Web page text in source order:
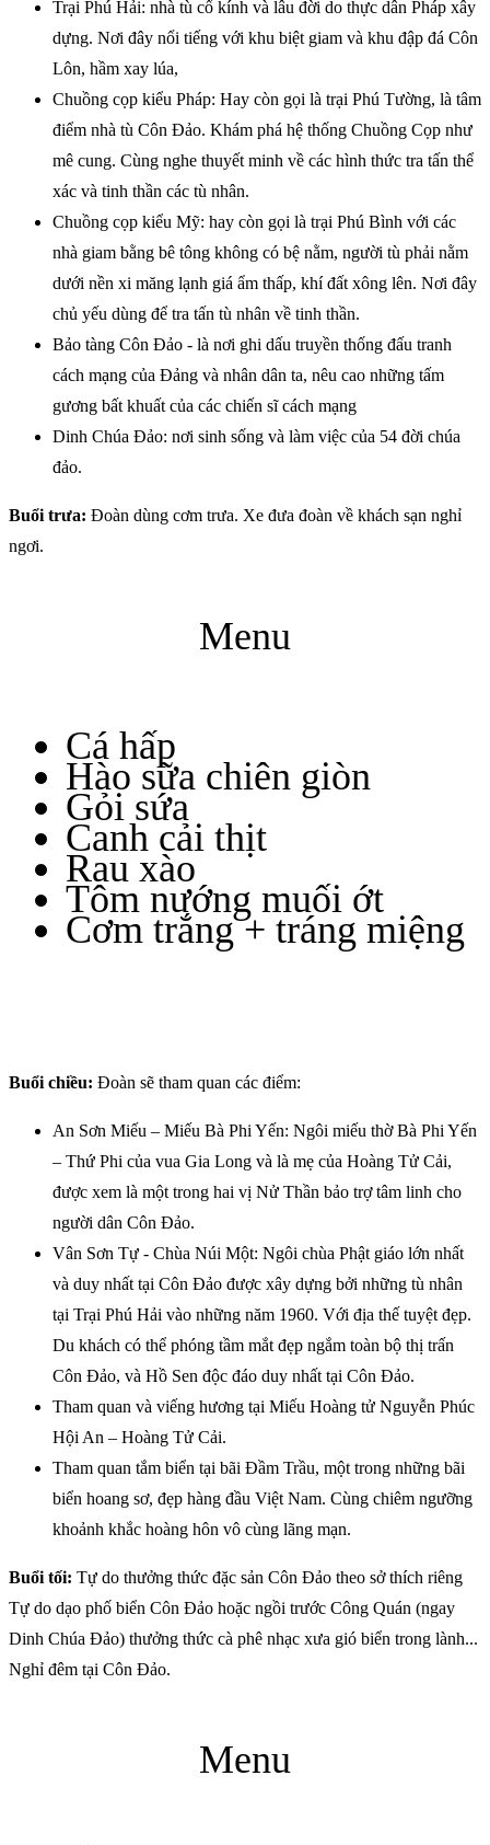
Trại Phú Hải: nhà tù cổ kính và lâu đời do thực dân Pháp xây
dựng. Nơi đây nổi tiếng với khu biệt giam và khu đập đá Côn
Lôn, hầm xay lúa,
Chuồng cọp kiểu Pháp: Hay còn gọi là trại Phú Tường, là tâm
điểm nhà tù Côn Đảo. Khám phá hệ thống Chuồng Cọp như
mê cung. Cùng nghe thuyết minh về các hình thức tra tấn thể
xác và tinh thần các tù nhân.
Chuồng cọp kiểu Mỹ: hay còn gọi là trại Phú Bình với các
nhà giam bằng bê tông không có bệ nằm, người tù phải nằm
dưới nền xi măng lạnh giá ẩm thấp, khí đất xông lên. Nơi đây
chủ yếu dùng để tra tấn tù nhân về tinh thần.
Bảo tàng Côn Đảo - là nơi ghi dấu truyền thống đấu tranh
cách mạng của Đảng và nhân dân ta, nêu cao những tấm
gương bất khuất của các chiến sĩ cách mạng
Dinh Chúa Đảo: nơi sinh sống và làm việc của 54 đời chúa
đảo.
Buổi trưa: Đoàn dùng cơm trưa. Xe đưa đoàn về khách sạn nghỉ
ngơi.
Menu
Cá hấp
Hào sữa chiên giòn
Gỏi sứa
Canh cải thịt
Rau xào
Tôm nướng muối ớt
Cơm trắng + tráng miệng
Buổi chiều: Đoàn sẽ tham quan các điểm:
An Sơn Miếu – Miếu Bà Phi Yến: Ngôi miếu thờ Bà Phi Yến
– Thứ Phi của vua Gia Long và là mẹ của Hoàng Tử Cải,
được xem là một trong hai vị Nử Thần bảo trợ tâm linh cho
người dân Côn Đảo.
Vân Sơn Tự - Chùa Núi Một: Ngôi chùa Phật giáo lớn nhất
và duy nhất tại Côn Đảo được xây dựng bởi những tù nhân
tại Trại Phú Hải vào những năm 1960. Với địa thế tuyệt đẹp.
Du khách có thể phóng tầm mắt đẹp ngắm toàn bộ thị trấn
Côn Đảo, và Hồ Sen độc đáo duy nhất tại Côn Đảo.
Tham quan và viếng hương tại Miếu Hoàng tử Nguyễn Phúc
Hội An – Hoàng Tử Cải.
Tham quan tắm biển tại bãi Đầm Trầu, một trong những bãi
biển hoang sơ, đẹp hàng đầu Việt Nam. Cùng chiêm ngưỡng
khoảnh khắc hoàng hôn vô cùng lãng mạn.
Buổi tối: Tự do thưởng thức đặc sản Côn Đảo theo sở thích riêng
Tự do dạo phố biển Côn Đảo hoặc ngồi trước Công Quán (ngay
Dinh Chúa Đảo) thưởng thức cà phê nhạc xưa gió biển trong lành...
Nghỉ đêm tại Côn Đảo.
Menu